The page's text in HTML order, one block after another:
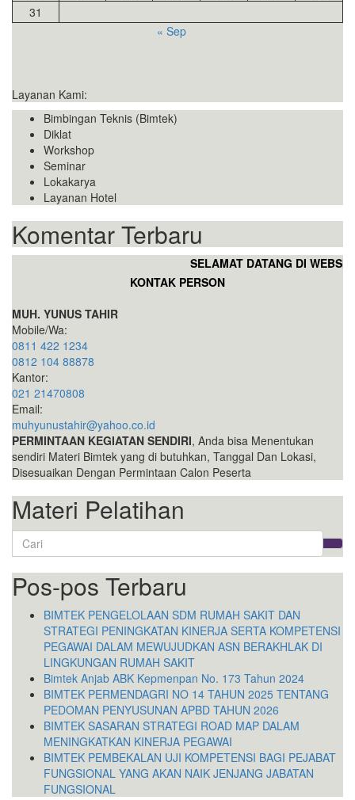
31
« Sep
Layanan Kami:
Bimbingan Teknis (Bimtek)
Diklat
Workshop
Seminar
Lokakarya
Layanan Hotel
Komentar Terbaru
SELAMAT DATANG DI
KONTAK PERSON
MUH. YUNUS TAHIR
Mobile/Wa:
0811 422 1234
0812 104 88878
Kantor:
021 21470808
Email:
muhyunustahir@yahoo.co.id
PERMINTAAN KEGIATAN SENDIRI, Anda bisa Menentukan
sendiri Materi Bimtek yang di butuhkan, Tanggal Dan Lokasi,
Disesuaikan Dengan Permintaan Calon Peserta
Materi Pelatihan
Search
for:
Pos-pos Terbaru
BIMTEK PENGELOLAAN SDM RUMAH SAKIT DAN
STRATEGI PENINGKATAN KINERJA SERTA KOMPETENSI
PEGAWAI DALAM MEWUJUDKAN ASN BERAKHLAK DI
LINGKUNGAN RUMAH SAKIT
Bimtek Anjab ABK Kepmenpan No. 173 Tahun 2024
BIMTEK PERMENDAGRI NO 14 TAHUN 2025 TENTANG
PEDOMAN PENYUSUNAN APBD TAHUN 2026
BIMTEK SASARAN STRATEGI ROAD MAP DALAM
MENINGKATKAN KINERJA PEGAWAI
BIMTEK PEMBEKALAN UJI KOMPETENSI BAGI PEJABAT
FUNGSIONAL YANG AKAN NAIK JENJANG JABATAN
FUNGSIONAL